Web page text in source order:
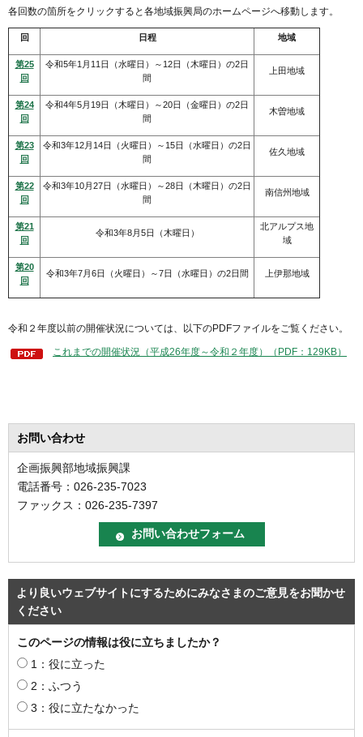
各回数の箇所をクリックすると各地域振興局のホームページへ移動します。
回 日程 地域
第25
回
令和5年1月11日（水曜日）～12日（木曜日）の2日
間
上田地域
第24
回
令和4年5月19日（木曜日）～20日（金曜日）の2日
間
木曽地域
第23
回
令和3年12月14日（火曜日）～15日（水曜日）の2日
間
佐久地域
第22
回
令和3年10月27日（水曜日）～28日（木曜日）の2日
間
南信州地域
第21
回
令和3年8月5日（木曜日）
北アルプス地
域
第20
回
令和3年7月6日（火曜日）～7日（水曜日）の2日間 上伊那地域
令和２年度以前の開催状況については、以下のPDFファイルをご覧ください。
これまでの開催状況（平成26年度～令和２年度）（PDF：129KB）
お問い合わせ
企画振興部地域振興課
電話番号：026-235-7023
ファックス：026-235-7397
より良いウェブサイトにするためにみなさまのご意見をお聞かせ
ください
このページの情報は役に立ちましたか？
1：役に立った
2：ふつう
3：役に立たなかった